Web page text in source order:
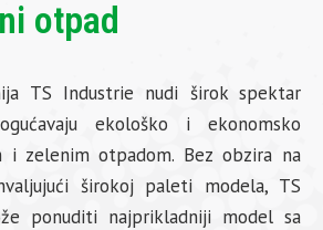
otpad
TS Industrie nudi širok spektar
ekološko i ekonomsko
i zelenim otpadom. Bez obzira na
širokoj paleti modela, TS
ponuditi najprikladniji model sa